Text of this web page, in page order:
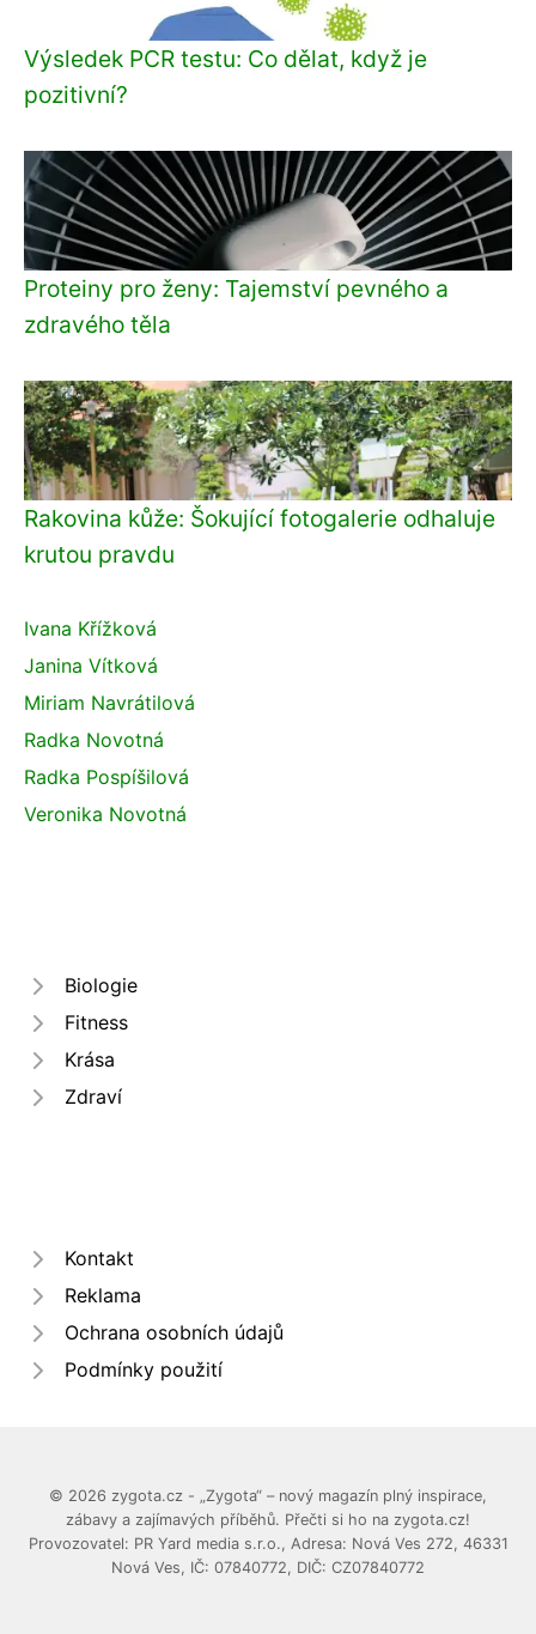
Výsledek PCR testu: Co dělat, když je
pozitivní?
Proteiny pro ženy: Tajemství pevného a
zdravého těla
Rakovina kůže: Šokující fotogalerie odhaluje
krutou pravdu
Ivana Křížková
Janina Vítková
Miriam Navrátilová
Radka Novotná
Radka Pospíšilová
Veronika Novotná
Biologie
Fitness
Krása
Zdraví
Kontakt
Reklama
Ochrana osobních údajů
Podmínky použití
© 2026 zygota.cz - „Zygota“ – nový magazín plný inspirace,
zábavy a zajímavých příběhů. Přečti si ho na zygota.cz!
Provozovatel: PR Yard media s.r.o., Adresa: Nová Ves 272, 46331
Nová Ves, IČ: 07840772, DIČ: CZ07840772